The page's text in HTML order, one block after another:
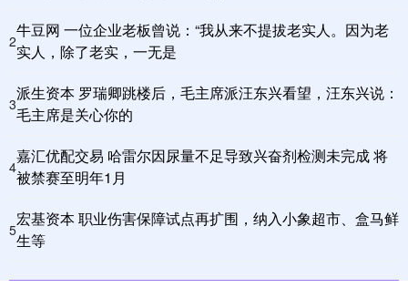
2
牛豆网 一位企业老板曾说：“我从来不提拔老实人。因为老
实人，除了老实，一无是
3
派生资本 罗瑞卿跳楼后，毛主席派汪东兴看望，汪东兴说：
毛主席是关心你的
4
嘉汇优配交易 哈雷尔因尿量不足导致兴奋剂检测未完成 将
被禁赛至明年1月
5
宏基资本 职业伤害保障试点再扩围，纳入小象超市、盒马鲜
生等